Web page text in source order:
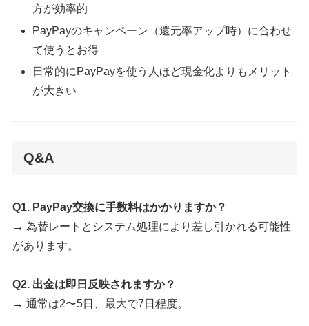
方が効率的
PayPayのキャンペーン（還元率アップ時）に合わせ
て使うとお得
日常的にPayPayを使う人ほど現金化よりもメリット
が大きい
Q&A
Q1. PayPay交換に手数料はかかりますか？
→ 為替レートとシステム処理により差し引かれる可能性
があります。
Q2. 出金は即日反映されますか？
→ 通常は2〜5日、最大で7日程度。